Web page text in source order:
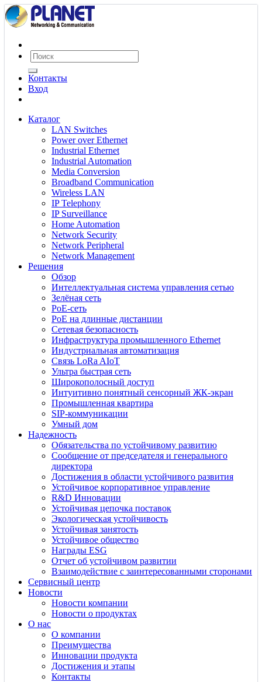
Контакты
Вход
Каталог
LAN Switches
Power over Ethernet
Industrial Ethernet
Industrial Automation
Media Conversion
Broadband Communication
Wireless LAN
IP Telephony
IP Surveillance
Home Automation
Network Security
Network Peripheral
Network Management
Решения
Обзор
Интеллектуальная система управления сетью
Зелёная сеть
PoE-сеть
PoE на длинные дистанции
Сетевая безопасность
Инфраструктура промышленного Ethernet
Индустриальная автоматизация
Связь LoRa AIoT
Ультра быстрая сеть
Широкополосный доступ
Интуитивно понятный сенсорный ЖК-экран
Промышленная квартира
SIP-коммуникации
Умный дом
Надежность
Обязательства по устойчивому развитию
Сообщение от председателя и генерального
директора
Достижения в области устойчивого развития
Устойчивое корпоративное управление
R&D Инновации
Устойчивая цепочка поставок
Экологическая устойчивость
Устойчивая занятость
Устойчивое общество
Награды ESG
Отчет об устойчивом развитии
Взаимодействие с заинтересованными сторонами
Сервисный центр
Новости
Новости компании
Новости о продуктах
О нас
О компании
Преимущества
Инновации продукта
Достижения и этапы
Контакты